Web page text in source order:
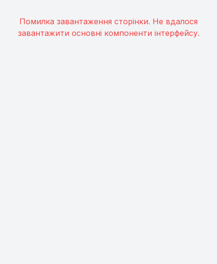
Помилка завантаження сторінки. Не вдалося
завантажити основні компоненти інтерфейсу.